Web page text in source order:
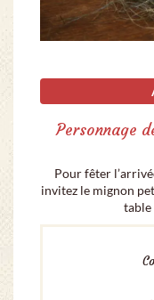
Personnage
Pour fêter
invitez le mignon
table